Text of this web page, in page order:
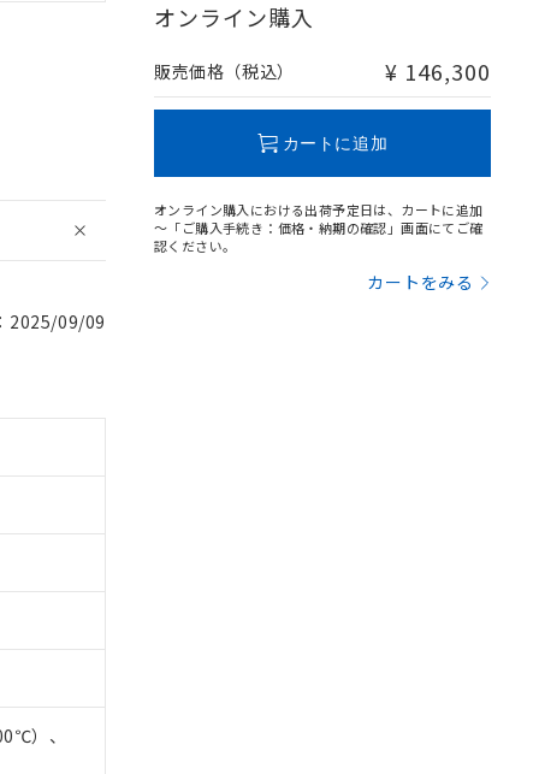
2025/09/09
）、
オンライン購入
販売価格（税込） ¥ 146,300
カートに追加
オンライン購入における出荷予定日は、カートに追加
～「ご購入手続き：価格・納期の確認」画面にてご確
認ください。
カートをみる
ありません。
です。
ず変更すること